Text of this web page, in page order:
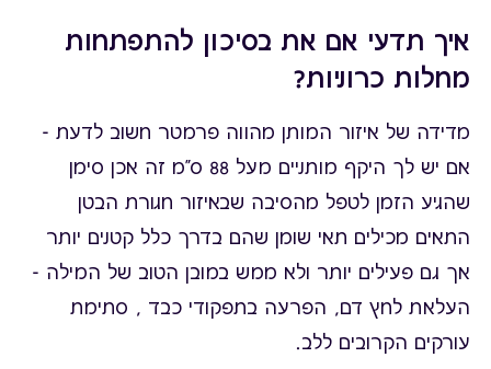
איך תדעי אם את בסיכון להתפתחות
מחלות כרוניות?
מדידה של איזור המותן מהווה פרמטר חשוב לדעת -
אם יש לך היקף מותניים מעל 88 ס"מ זה אכן סימן
שהגיע הזמן לטפל מהסיבה שבאיזור חגורת הבטן
התאים מכילים תאי שומן שהם בדרך כלל קטנים יותר
אך גם פעילים יותר ולא ממש במובן הטוב של המילה -
העלאת לחץ דם, הפרעה בתפקודי כבד , סתימת
עורקים הקרובים ללב.